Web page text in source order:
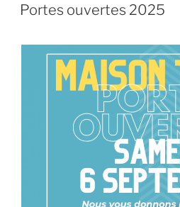
LE
Portes ouvertes 2025